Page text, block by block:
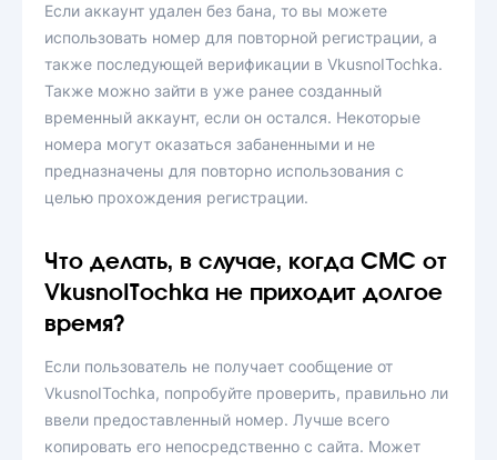
Если аккаунт удален без бана, то вы можете
использовать номер для повторной регистрации, а
также последующей верификации в VkusnoITochka.
Также можно зайти в уже ранее созданный
временный аккаунт, если он остался. Некоторые
номера могут оказаться забаненными и не
предназначены для повторно использования с
целью прохождения регистрации.
Что делать, в случае, когда СМС от
VkusnoITochka не приходит долгое
время?
Если пользователь не получает сообщение от
VkusnoITochka, попробуйте проверить, правильно ли
ввели предоставленный номер. Лучше всего
копировать его непосредственно с сайта. Может